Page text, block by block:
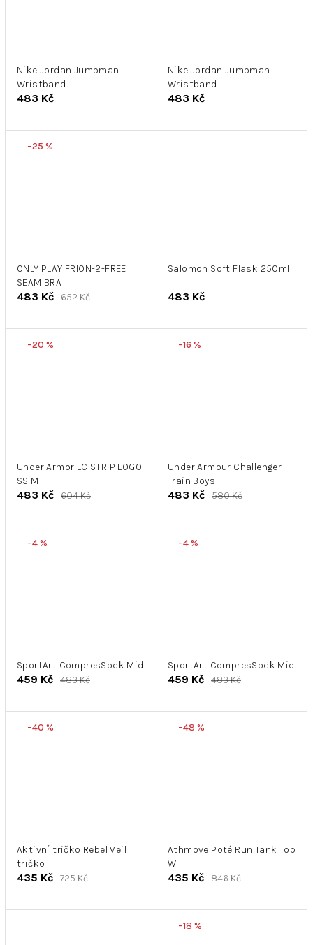
Nike Jordan Jumpman
Wristband
483 Kč
Nike Jordan Jumpman
Wristband
483 Kč
–25 %
ONLY PLAY FRION-2-FREE
SEAM BRA
483 Kč 652 Kč
Salomon Soft Flask 250ml
483 Kč
–20 %
Under Armor LC STRIP LOGO
SS M
483 Kč 604 Kč
–16 %
Under Armour Challenger
Train Boys
483 Kč 580 Kč
–4 %
SportArt CompresSock Mid
459 Kč 483 Kč
–4 %
SportArt CompresSock Mid
459 Kč 483 Kč
–40 %
Aktivní tričko Rebel Veil
tričko
435 Kč 725 Kč
–48 %
Athmove Poté Run Tank Top
W
435 Kč 846 Kč
–18 %